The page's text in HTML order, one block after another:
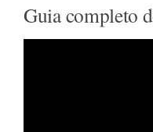
Guia completo